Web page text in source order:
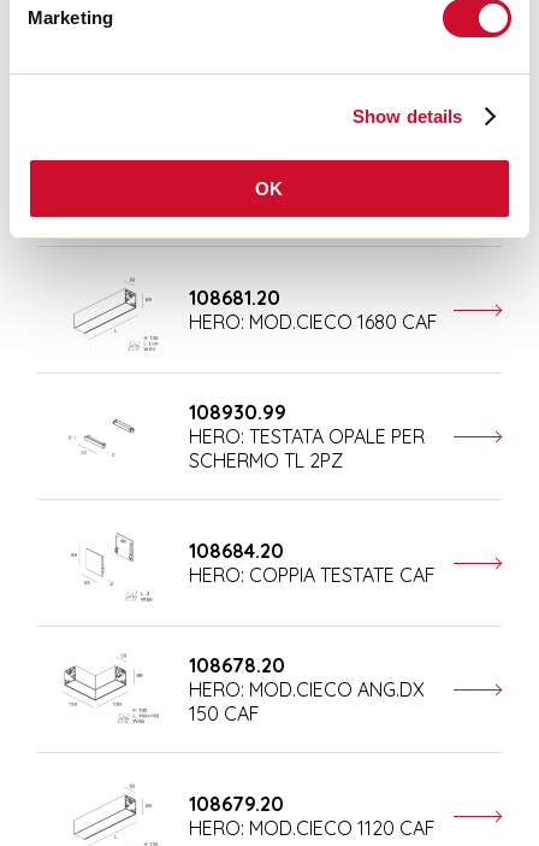
Marketing
Show details
OK
HERO: MOD.CIECO 1400 CAF
108677.20
HERO: MOD.CIECO ANG.SX
108681.20
HERO: MOD.CIECO 1680 CAF
108930.99
HERO: TESTATA OPALE PER
SCHERMO TL 2PZ
108684.20
HERO: COPPIA TESTATE CAF
108678.20
HERO: MOD.CIECO ANG.DX
150 CAF
108679.20
HERO: MOD.CIECO 1120 CAF